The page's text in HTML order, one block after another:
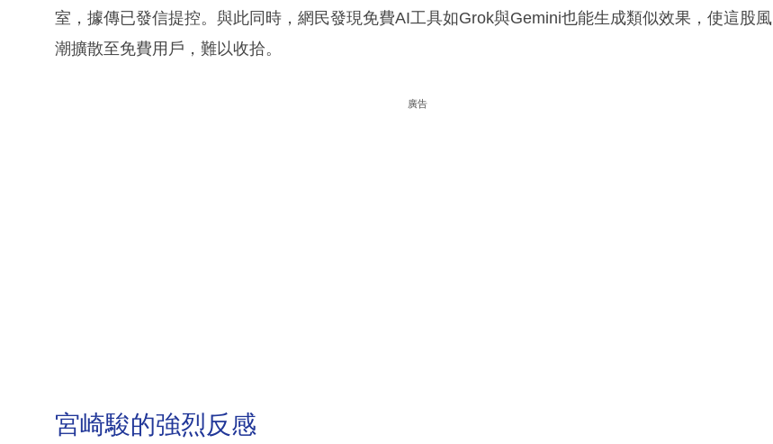
室，據傳已發信提控。與此同時，網民發現免費AI工具如Grok與Gemini也能生成類似效果，使這股風
潮擴散至免費用戶，難以收拾。
廣告
宮崎駿的強烈反感